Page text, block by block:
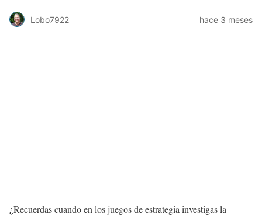
Lobo7922 hace 3 meses
¿Recuerdas cuando en los juegos de estrategia investigas la